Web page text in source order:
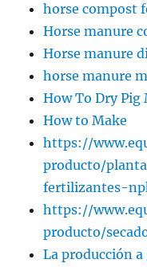
horse compost
Horse manure
Horse manure
horse manure
How To Dry Pig
How to Make
https://
producto/
fertilizantes-
https://
producto/
La producción